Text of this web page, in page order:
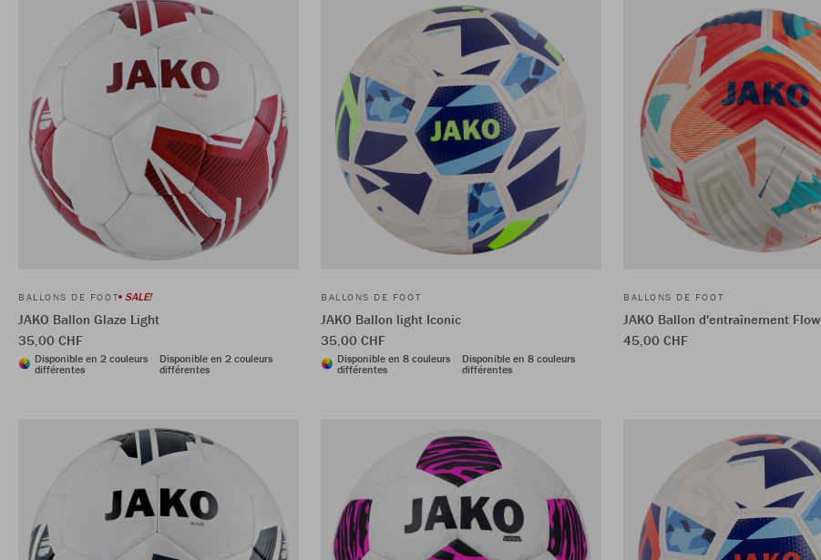
BALLONS DE FOOT SALE!
JAKO Ballon Glaze Light
35,00 CHF
Disponible en 2 couleurs
différentes
Disponible en 2 couleurs
différentes
BALLONS DE FOOT
JAKO Ballon light Iconic
35,00 CHF
Disponible en 8 couleurs
différentes
Disponible en 8 couleurs
différentes
BALLONS DE FOOT
JAKO Ballon d'entraînement Flow
45,00 CHF